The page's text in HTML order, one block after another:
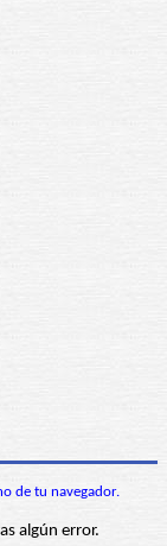
de tu navegador.
algún error.